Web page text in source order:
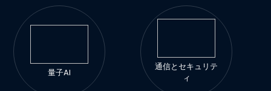
量子AI
通信とセキュリテ
ィ